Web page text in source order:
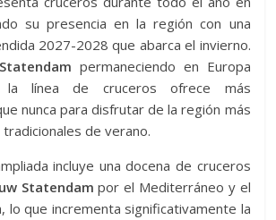
su presencia en la región con una
2027-2028 que abarca el invierno.
permaneciendo en Europa
línea de cruceros ofrece más
nunca para disfrutar de la región más
de verano.
incluye una docena de cruceros
Statendam por el Mediterráneo y el
lo que incrementa significativamente la